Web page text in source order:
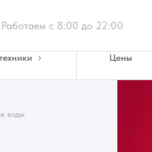
Работаем с 8:00 до 22:00
Цены
воды